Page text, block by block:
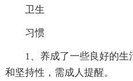
卫生
习惯
1、养成了一些良好的
和坚持性，需成人提醒。